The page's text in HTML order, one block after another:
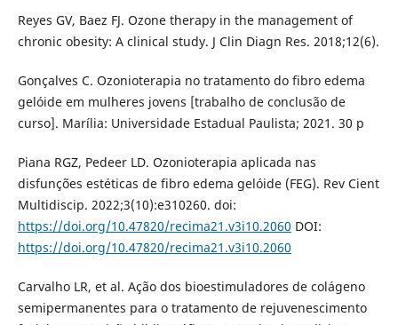
Reyes GV, Baez FJ. Ozone therapy in the management of
chronic obesity: A clinical study. J Clin Diagn Res. 2018;12(6).
Gonçalves C. Ozonioterapia no tratamento do fibro edema
gelóide em mulheres jovens [trabalho de conclusão de
curso]. Marília: Universidade Estadual Paulista; 2021. 30 p
Piana RGZ, Pedeer LD. Ozonioterapia aplicada nas
disfunções estéticas de fibro edema gelóide (FEG). Rev Cient
Multidiscip. 2022;3(10):e310260. doi:
https://doi.org/10.47820/recima21.v3i10.2060 DOI:
https://doi.org/10.47820/recima21.v3i10.2060
Carvalho LR, et al. Ação dos bioestimuladores de colágeno
semipermanentes para o tratamento de rejuvenescimento